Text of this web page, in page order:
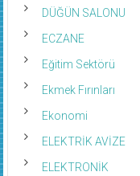
DÜĞÜN SALONU
ECZANE
Eğitim Sektörü
Ekmek Fırınları
Ekonomi
ELEKTRİK AVİZE
ELEKTRONİK